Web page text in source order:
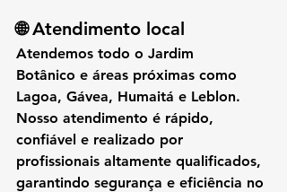
🌐 Atendimento local
Atendemos todo o Jardim
Botânico e áreas próximas como
Lagoa, Gávea, Humaitá e Leblon.
Nosso atendimento é rápido,
confiável e realizado por
profissionais altamente qualificados,
garantindo segurança e eficiência no